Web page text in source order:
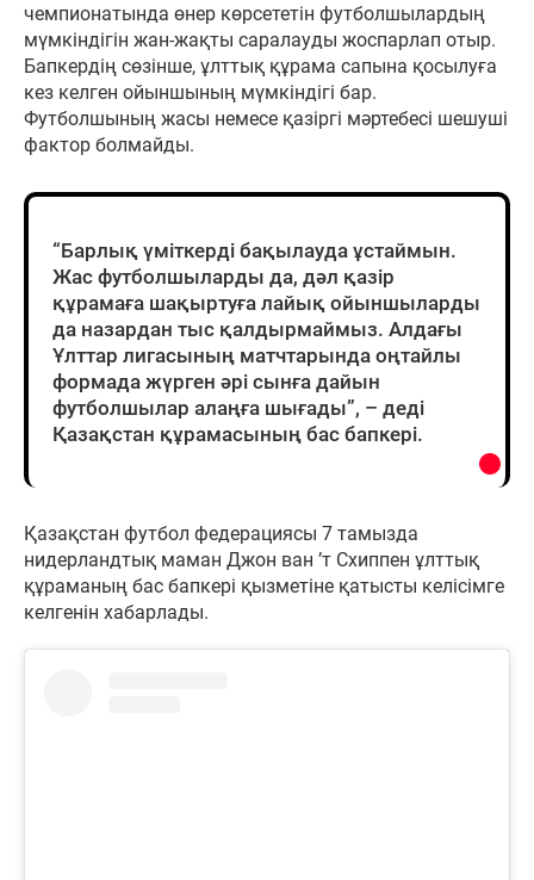
чемпионатында өнер көрсететін футболшылардың
мүмкіндігін жан-жақты саралауды жоспарлап отыр.
Бапкердің сөзінше, ұлттық құрама сапына қосылуға
кез келген ойыншының мүмкіндігі бар.
Футболшының жасы немесе қазіргі мәртебесі шешуші
фактор болмайды.
“Барлық үміткерді бақылауда ұстаймын.
Жас футболшыларды да, дәл қазір
құрамаға шақыртуға лайық ойыншыларды
да назардан тыс қалдырмаймыз. Алдағы
Ұлттар лигасының матчтарында оңтайлы
формада жүрген әрі сынға дайын
футболшылар алаңға шығады”, – деді
Қазақстан құрамасының бас бапкері.
Қазақстан футбол федерациясы 7 тамызда
нидерландтық маман Джон ван ’т Схиппен ұлттық
құраманың бас бапкері қызметіне қатысты келісімге
келгенін хабарлады.